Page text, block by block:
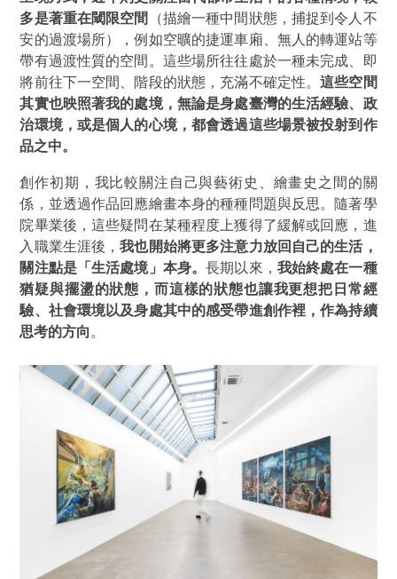
多是著重在閾限空間
（描繪一種中間狀態，捕捉到令人不
安的過渡場所），例如空曠的捷運車廂、無人的轉運站等
帶有過渡性質的空間。這些場所往往處於一種未完成、即
將前往下一空間、階段的狀態，充滿不確定性。這些空間
其實也映照著我的處境，無論是身處臺灣的生活經驗、政
治環境，或是個人的心境，都會透過這些場景被投射到作
品之中。
創作初期，我比較關注自己與藝術史、繪畫史之間的關
係，並透過作品回應繪畫本身的種種問題與反思。隨著學
院畢業後，這些疑問在某種程度上獲得了緩解或回應，進
入職業生涯後，我也開始將更多注意力放回自己的生活，
關注點是「生活處境」 本身。長期以來， 我始終處在一種
猶疑與擺盪的狀態，而這樣的狀態也讓我更想把日常經
驗、社會環境以及身處其中的感受帶進創作裡，作為持續
思考的方向 。